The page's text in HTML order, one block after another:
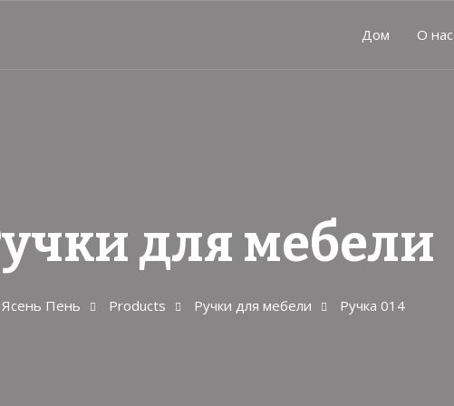
Дом О нас
для мебели
Ясень Пень Products Ручки для мебели Ручка 014